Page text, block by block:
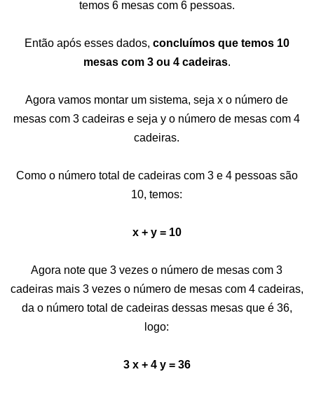
temos 6 mesas com 6 pessoas.
Então após esses dados, concluímos que temos 10
mesas com 3 ou 4 cadeiras.
Agora vamos montar um sistema, seja x o número de
mesas com 3 cadeiras e seja y o número de mesas com 4
cadeiras.
Como o número total de cadeiras com 3 e 4 pessoas são
10, temos:
x + y = 10
Agora note que 3 vezes o número de mesas com 3
cadeiras mais 3 vezes o número de mesas com 4 cadeiras,
da o número total de cadeiras dessas mesas que é 36,
logo:
3 x + 4 y = 36